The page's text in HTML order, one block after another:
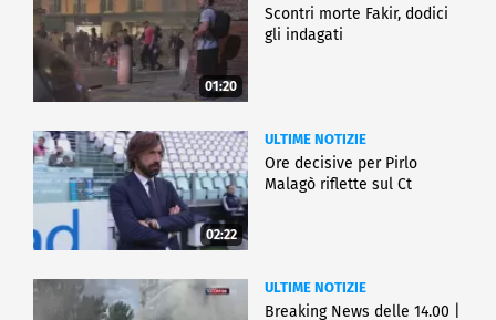
01:20
Scontri morte Fakir, dodici
gli indagati
02:22
ULTIME NOTIZIE
Ore decisive per Pirlo
Malagò riflette sul Ct
ULTIME NOTIZIE
Breaking News delle 14.00 |